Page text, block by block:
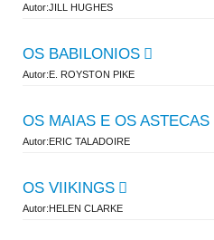
Autor:JILL HUGHES
OS BABILONIOS
Autor:E. ROYSTON PIKE
OS MAIAS E OS ASTECAS
Autor:ERIC TALADOIRE
OS VIIKINGS
Autor:HELEN CLARKE